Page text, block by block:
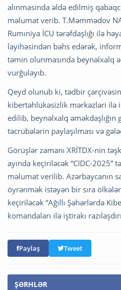
alınmasında əldə edilmiş
məlumat verib. T.Məmmədov
Rumıniya İCU tərəfdaşlığı ilə
layihəsindən bəhs edərək,
təmin olunmasında beynəlxalq
vurğulayıb.
Qeyd olunub ki, tədbir
kibertəhlükəsizlik mərkəzləri ilə
edilib, beynəlxalq əməkdaşlığın
təcrübələrin paylaşılması və
Görüşlər zamanı XRİTDX-nin
ayında keçiriləcək “CIDC-2025”
məlumat verilib. Azərbaycanın
öyrənmək istəyən bir sıra
keçiriləcək “Ağıllı Şəhərlərdə
komandaları ilə iştirakı
Paylaş Tweet
ŞƏRHLƏR